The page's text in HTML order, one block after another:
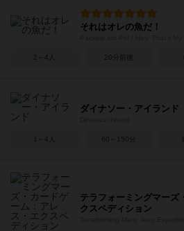
それはオレの魚だ！
2～4人 20分前後
ダイナソー・アイランド
1～4人 60～150分
テラフォーミングマーズ
クスペディション